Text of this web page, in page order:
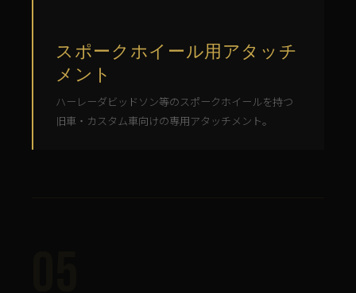
スポークホイール用アタッチ
メント
ハーレーダビッドソン等のスポークホイールを持つ
旧車・カスタム車向けの専用アタッチメント。